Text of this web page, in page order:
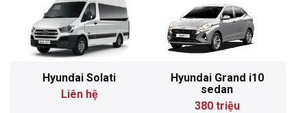
Hyundai Solati
Liên hệ
Hyundai Grand i10
sedan
380 triệu